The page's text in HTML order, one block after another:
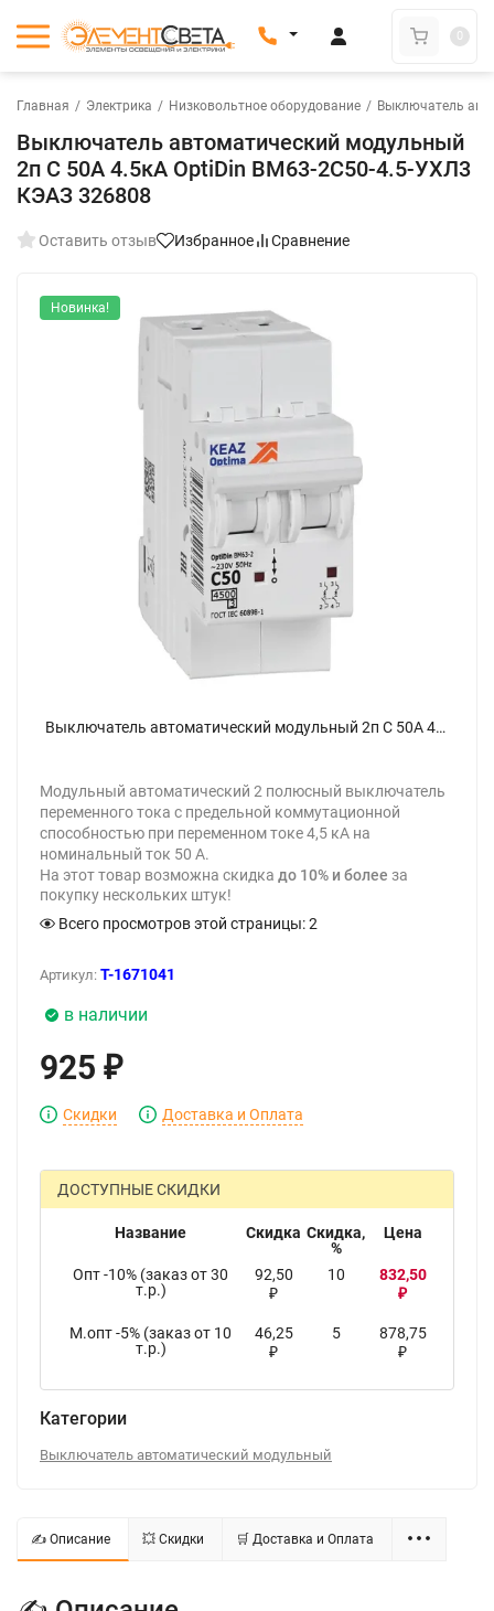
0
Главная / Электрика / Низковольтное оборудование / Выключатель
Выключатель автоматический модульный
2п C 50А 4.5кА OptiDin BM63-2C50-4.5-УХЛ3
КЭАЗ 326808
Оставить отзыв Избранное Сравнение
Новинка!
Выключатель автоматический модульный 2п C 50А 4.5кА OptiDin BM63-2C50-4.5-УХЛ3 КЭАЗ 326808 - фото
Модульный автоматический 2 полюсный выключатель
переменного тока с предельной коммутационной
способностью при переменном токе 4,5 кА на
номинальный ток 50 А.
На этот товар возможна скидка до 10% и более за
покупку нескольких штук!
Всего просмотров этой страницы:2
Артикул: T-1671041
в наличии
925 ₽
Скидки Доставка и Оплата
ДОСТУПНЫЕ СКИДКИ
Название Скидка Скидка,
%
Цена
Опт -10% (заказ от 30
т.р.)
92,50
₽
10 832,50
₽
М.опт -5% (заказ от 10
т.р.)
46,25
₽
5 878,75
₽
Категории
Выключатель автоматический модульный
✍ Описание 💥 Скидки 🛒 Доставка и Оплата